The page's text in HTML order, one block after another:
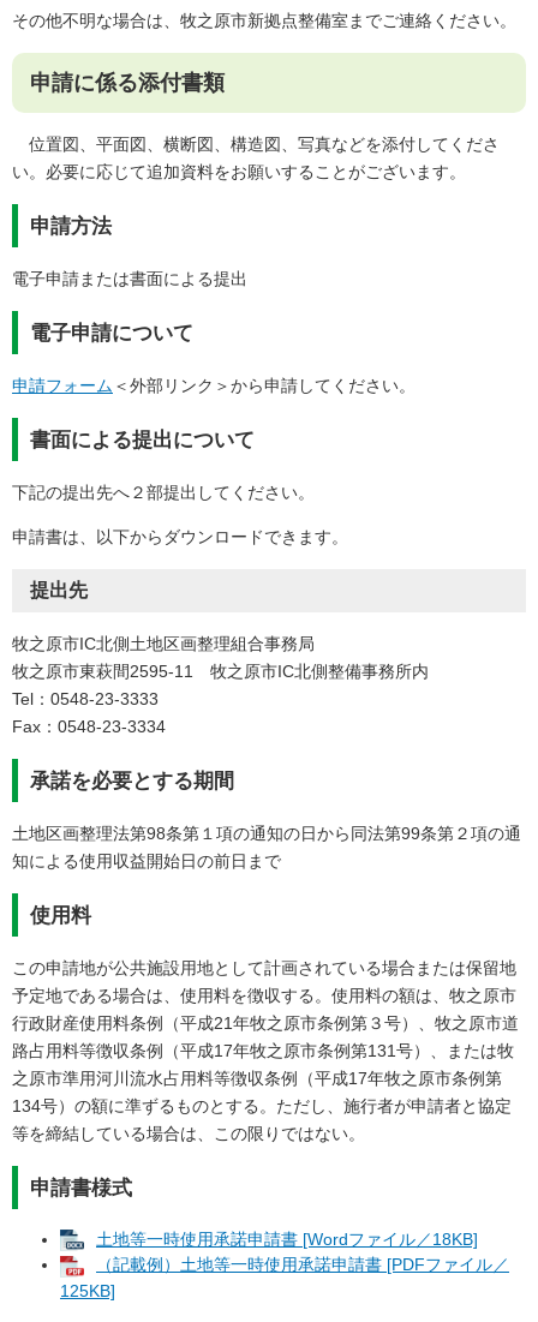
その他不明な場合は、牧之原市新拠点整備室までご連絡ください。
申請に係る添付書類
位置図、平面図、横断図、構造図、写真などを添付してくださ
い。必要に応じて追加資料をお願いすることがございます。
申請方法
電子申請または書面による提出
電子申請について
申請フォーム ＜外部リンク＞から申請してください。
書面による提出について
下記の提出先へ２部提出してください。
申請書は、以下からダウンロードできます。
提出先
牧之原市IC北側土地区画整理組合事務局
​牧之原市東萩間2595-11 牧之原市IC北側整備事務所内
Tel：0548-23-3333
Fax：0548-23-3334
承諾を必要とする期間
土地区画整理法第98条第１項の通知の日から同法第99条第２項の通
知による使用収益開始日の前日まで
使用料
この申請地が公共施設用地として計画されている場合または保留地
予定地である場合は、使用料を徴収する。使用料の額は、牧之原市
行政財産使用料条例（平成21年牧之原市条例第３号）、牧之原市道
路占用料等徴収条例（平成17年牧之原市条例第131号）、または牧
之原市準用河川流水占用料等徴収条例（平成17年牧之原市条例第
134号）の額に準ずるものとする。ただし、施行者が申請者と協定
等を締結している場合は、この限りではない。
申請書様式
土地等一時使用承諾申請書 [Wordファイル／18KB]
（記載例）土地等一時使用承諾申請書 [PDFファイル／
125KB]